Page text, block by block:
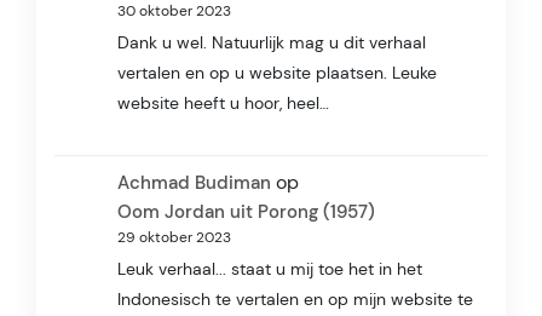
30 oktober 2023
Dank u wel. Natuurlijk mag u dit verhaal
vertalen en op u website plaatsen. Leuke
website heeft u hoor, heel…
Achmad Budiman op
Oom Jordan uit Porong (1957)
29 oktober 2023
Leuk verhaal... staat u mij toe het in het
Indonesisch te vertalen en op mijn website te